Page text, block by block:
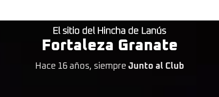
El sitio del Hincha de Lanús
Fortaleza Granate
Hace 16 años, siempre Junto al Club